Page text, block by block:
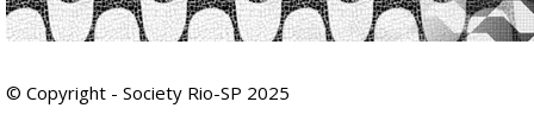
© Copyright - Society Rio-SP 2025